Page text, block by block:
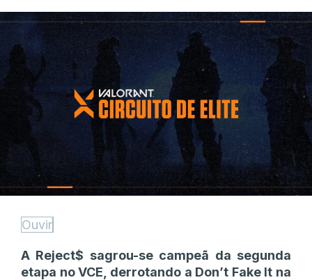
Ouvir
A Reject$ sagrou-se campeã da segunda
etapa no VCE, derrotando a Don’t Fake It na